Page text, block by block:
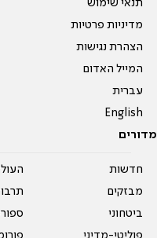
תנאי שימוש
מדיניות פרטיות
הצהרת נגישות
המייל האדום
עברית
English
מדורים
חדשות
מבזקים
ביטחוני